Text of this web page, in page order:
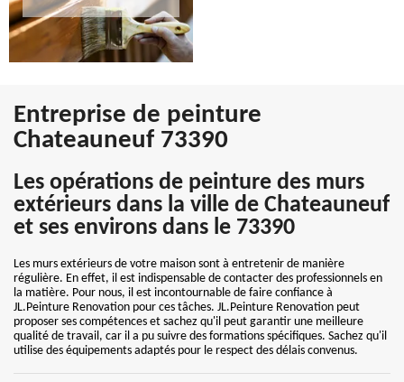
Entreprise de peinture
Chateauneuf 73390
Les opérations de peinture des murs
extérieurs dans la ville de Chateauneuf
et ses environs dans le 73390
Les murs extérieurs de votre maison sont à entretenir de manière
régulière. En effet, il est indispensable de contacter des professionnels en
la matière. Pour nous, il est incontournable de faire confiance à
JL.Peinture Renovation pour ces tâches. JL.Peinture Renovation peut
proposer ses compétences et sachez qu'il peut garantir une meilleure
qualité de travail, car il a pu suivre des formations spécifiques. Sachez qu'il
utilise des équipements adaptés pour le respect des délais convenus.